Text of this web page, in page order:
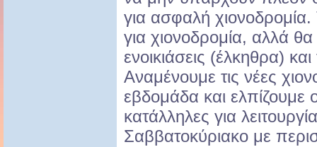
για ασφαλή χιονοδρομία.
για χιονοδρομία, αλλά θα
ενοικιάσεις (έλκηθρα)
Αναμένουμε τις νέες
εβδομάδα και ελπίζουμε
κατάλληλες για
Σαββατοκύριακο με